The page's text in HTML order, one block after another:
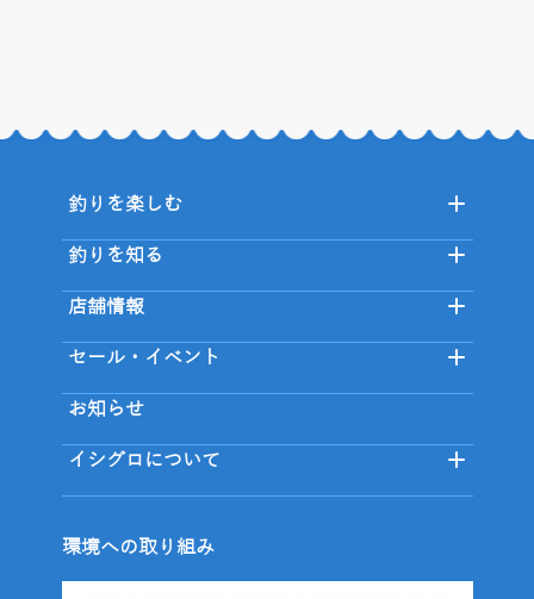
釣りを楽しむ
釣りを知る
店舗情報
セール・イベント
お知らせ
イシグロについて
環境への取り組み